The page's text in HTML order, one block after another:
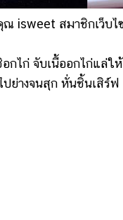
ณ isweet สมาชิกเว็บ
ไก่ จับเนื้ออกไก่แล่ให้
ย่างจนสุก หั่นชิ้นเสิร์ฟ